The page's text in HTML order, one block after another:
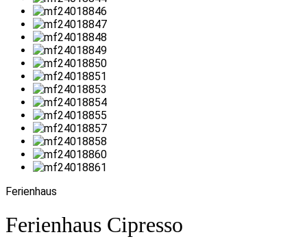
Ferienhaus
Ferienhaus Cipresso